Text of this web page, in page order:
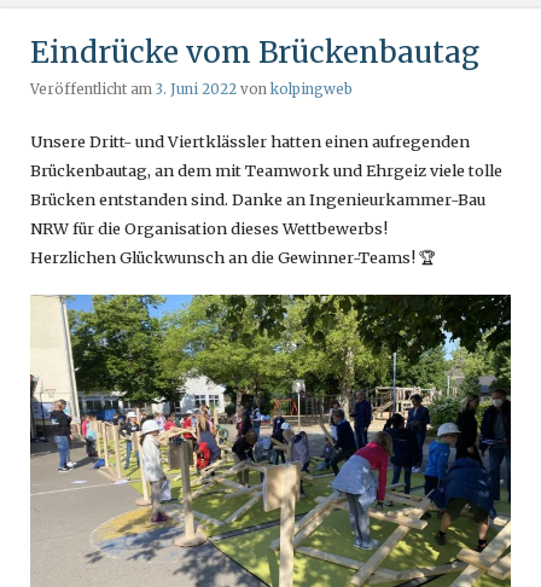
Eindrücke vom Brückenbautag
Veröffentlicht am 3. Juni 2022 von kolpingweb
Unsere Dritt- und Viertklässler hatten einen aufregenden
Brückenbautag, an dem mit Teamwork und Ehrgeiz viele tolle
Brücken entstanden sind. Danke an Ingenieurkammer-Bau
NRW für die Organisation dieses Wettbewerbs!
Herzlichen Glückwunsch an die Gewinner-Teams! 🏆